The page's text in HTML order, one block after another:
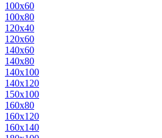
100х60
100х80
120х40
120х60
140х60
140х80
140х100
140х120
150х100
160х80
160х120
160х140